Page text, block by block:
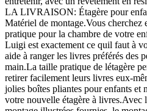
LA LIVRAISON: Étagère pour
Matériel de montage.Vous cherchez
pratique pour la chambre de votre
Luigi est exactement ce quil faut à
aide à ranger les livres préférés des
main.La taille pratique de létagère
retirer facilement leurs livres eux-
jolies boîtes pliantes pour enfants et
votre nouvelle étagère à livres.Avec